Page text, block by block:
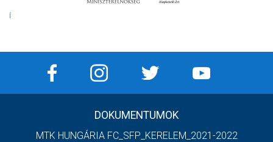
DOKUMENTUMOK
MTK HUNGÁRIA FC_SFP_KERELEM_2021-2022